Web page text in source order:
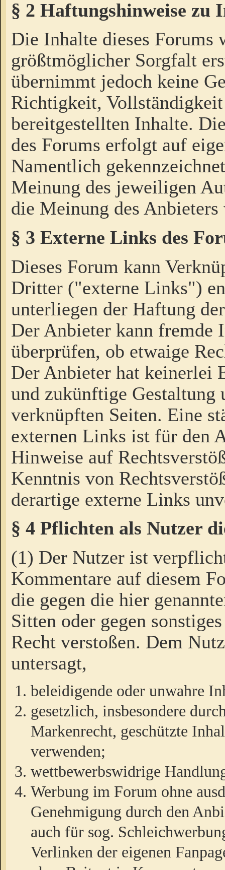
§ 2 Haftungshinweise zu
Die Inhalte dieses Forums
größtmöglicher Sorgfalt
übernimmt jedoch keine
Richtigkeit,
bereitgestellten Inhalte.
des Forums erfolgt auf
Namentlich
Meinung des jeweiligen
die Meinung des Anbieters
§ 3 Externe Links des
Dieses Forum kann
Dritter ("externe Links")
unterliegen der Haftung
Der Anbieter kann fremde
überprüfen, ob etwaige
Der Anbieter hat keinerlei
und zukünftige Gestaltung
verknüpften Seiten. Eine
externen Links ist für den
Hinweise auf
Kenntnis von
derartige externe Links
§ 4 Pflichten als Nutzer
(1) Der Nutzer ist
Kommentare auf diesem
die gegen die hier
Sitten oder gegen
Recht verstoßen. Dem
untersagt,
beleidigende oder unwahre
gesetzlich, insbesondere
Markenrecht, geschützte
verwenden;
wettbewerbswidrige
Werbung im Forum ohne
Genehmigung durch den
auch für sog.
Verlinken der eigenen